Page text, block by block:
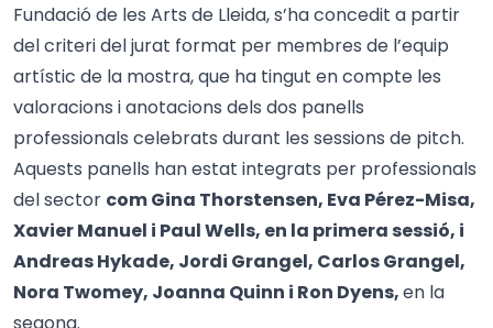
Fundació de les Arts de Lleida, s’ha concedit a partir
del criteri del jurat format per membres de l’equip
artístic de la mostra, que ha tingut en compte les
valoracions i anotacions dels dos panells
professionals celebrats durant les sessions de pitch.
Aquests panells han estat integrats per professionals
del sector com Gina Thorstensen, Eva Pérez-Misa,
Xavier Manuel i Paul Wells, en la primera sessió, i
Andreas Hykade, Jordi Grangel, Carlos Grangel,
Nora Twomey, Joanna Quinn i Ron Dyens,en la